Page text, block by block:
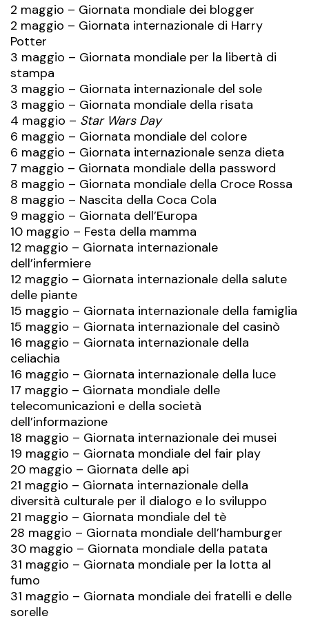
2 maggio – Giornata mondiale dei blogger
2 maggio – Giornata internazionale di Harry
Potter
3 maggio – Giornata mondiale per la libertà di
stampa
3 maggio – Giornata internazionale del sole
3 maggio – Giornata mondiale della risata
4 maggio – Star Wars Day
6 maggio – Giornata mondiale del colore
6 maggio – Giornata internazionale senza dieta
7 maggio – Giornata mondiale della password
8 maggio – Giornata mondiale della Croce Rossa
8 maggio – Nascita della Coca Cola
9 maggio – Giornata dell’Europa
10 maggio – Festa della mamma
12 maggio – Giornata internazionale
dell’infermiere
12 maggio – Giornata internazionale della salute
delle piante
15 maggio – Giornata internazionale della famiglia
15 maggio – Giornata internazionale del casinò
16 maggio – Giornata internazionale della
celiachia
16 maggio – Giornata internazionale della luce
17 maggio – Giornata mondiale delle
telecomunicazioni e della società
dell’informazione
18 maggio – Giornata internazionale dei musei
19 maggio – Giornata mondiale del fair play
20 maggio – Giornata delle api
21 maggio – Giornata internazionale della
diversità culturale per il dialogo e lo sviluppo
21 maggio – Giornata mondiale del tè
28 maggio – Giornata mondiale dell’hamburger
30 maggio – Giornata mondiale della patata
31 maggio – Giornata mondiale per la lotta al
fumo
31 maggio – Giornata mondiale dei fratelli e delle
sorelle